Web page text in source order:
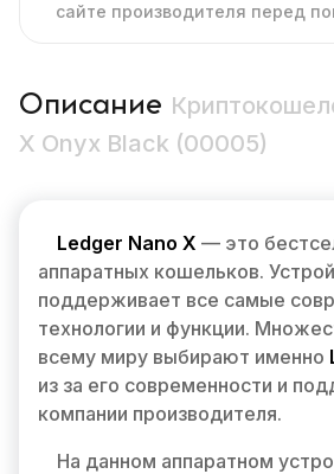
сайте производителя перед
Описание
X Onyx Black (00005)
Ledger Nano X — это
аппаратных кошельков.
поддерживает все самые
технологии и функции.
всему миру выбирают именно
из за его современности и
компании производителя.
На данном аппаратном